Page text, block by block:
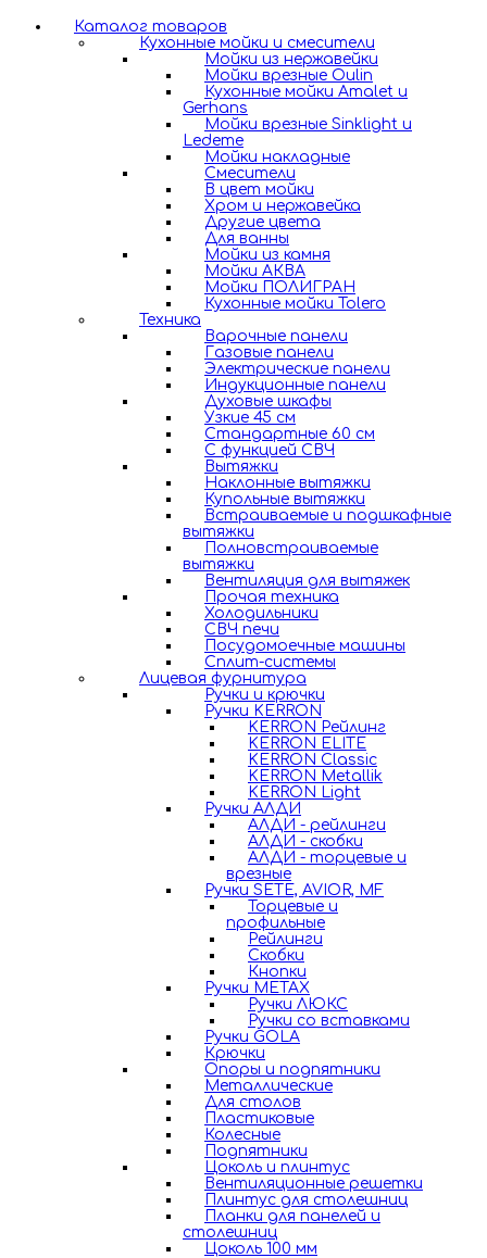
Каталог товаров
Кухонные мойки и смесители
Мойки из нержавейки
Мойки врезные Oulin
Кухонные мойки Amalet и
Gerhans
Мойки врезные Sinklight и
Ledeme
Мойки накладные
Смесители
В цвет мойки
Хром и нержавейка
Другие цвета
Для ванны
Мойки из камня
Мойки АКВА
Мойки ПОЛИГРАН
Кухонные мойки Tolero
Техника
Варочные панели
Газовые панели
Электрические панели
Индукционные панели
Духовые шкафы
Узкие 45 см
Стандартные 60 см
С функцией СВЧ
Вытяжки
Наклонные вытяжки
Купольные вытяжки
Встраиваемые и подшкафные
вытяжки
Полновстраиваемые
вытяжки
Вентиляция для вытяжек
Прочая техника
Холодильники
СВЧ печи
Посудомоечные машины
Сплит-системы
Лицевая фурнитура
Ручки и крючки
Ручки KERRON
KERRON Рейлинг
KERRON ELITE
KERRON Classic
KERRON Metallik
KERRON Light
Ручки АЛДИ
АЛДИ - рейлинги
АЛДИ - скобки
АЛДИ - торцевые и
врезные
Ручки SETE, AVIOR, MF
Торцевые и
профильные
Рейлинги
Скобки
Кнопки
Ручки METAX
Ручки ЛЮКС
Ручки со вставками
Ручки GOLA
Крючки
Опоры и подпятники
Металлические
Для столов
Пластиковые
Колесные
Подпятники
Цоколь и плинтус
Вентиляционные решетки
Плинтус для столешниц
Планки для панелей и
столешниц
Цоколь 100 мм